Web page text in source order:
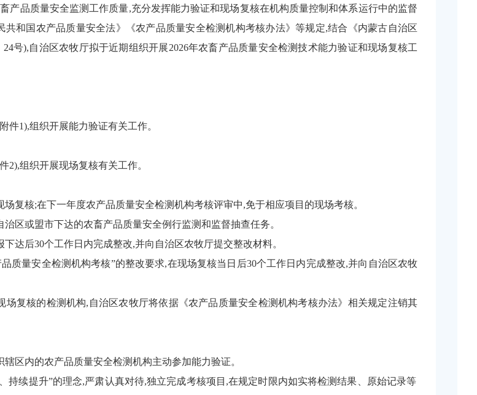
产品质量安全监测工作质量,充分发挥能力验证和现场复核在机构质量控制和体系运行中的监督
和国农产品质量安全法》《农产品质量安全检测机构考核办法》等规定,结合《内蒙古自治区
24号),自治区农牧厅拟于近期组织开展2026年农畜产品质量安全检测技术能力验证和现场复核工
件1),组织开展能力验证有关工作。
2),组织开展现场复核有关工作。
场复核;在下一年度农产品质量安全检测机构考核评审中,免于相应项目的现场考核。
治区或盟市下达的农畜产品质量安全例行监测和监督抽查任务。
下达后30个工作日内完成整改,并向自治区农牧厅提交整改材料。
质量安全检测机构考核”的整改要求,在现场复核当日后30个工作日内完成整改,并向自治区农牧
复核的检测机构,自治区农牧厅将依据《农产品质量安全检测机构考核办法》相关规定注销其
区内的农产品质量安全检测机构主动参加能力验证。
持续提升”的理念,严肃认真对待,独立完成考核项目,在规定时限内如实将检测结果、原始记录等